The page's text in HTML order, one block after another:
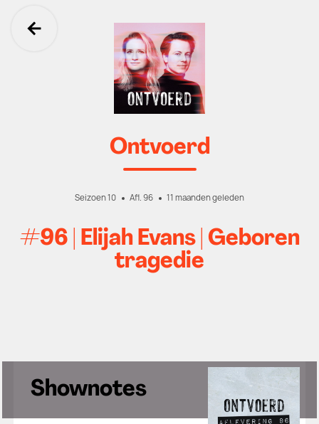
Ga terug
Ontvoerd
Seizoen 10 Afl. 96 11 maanden geleden
#96 | Elijah Evans | Geboren
tragedie
Shownotes